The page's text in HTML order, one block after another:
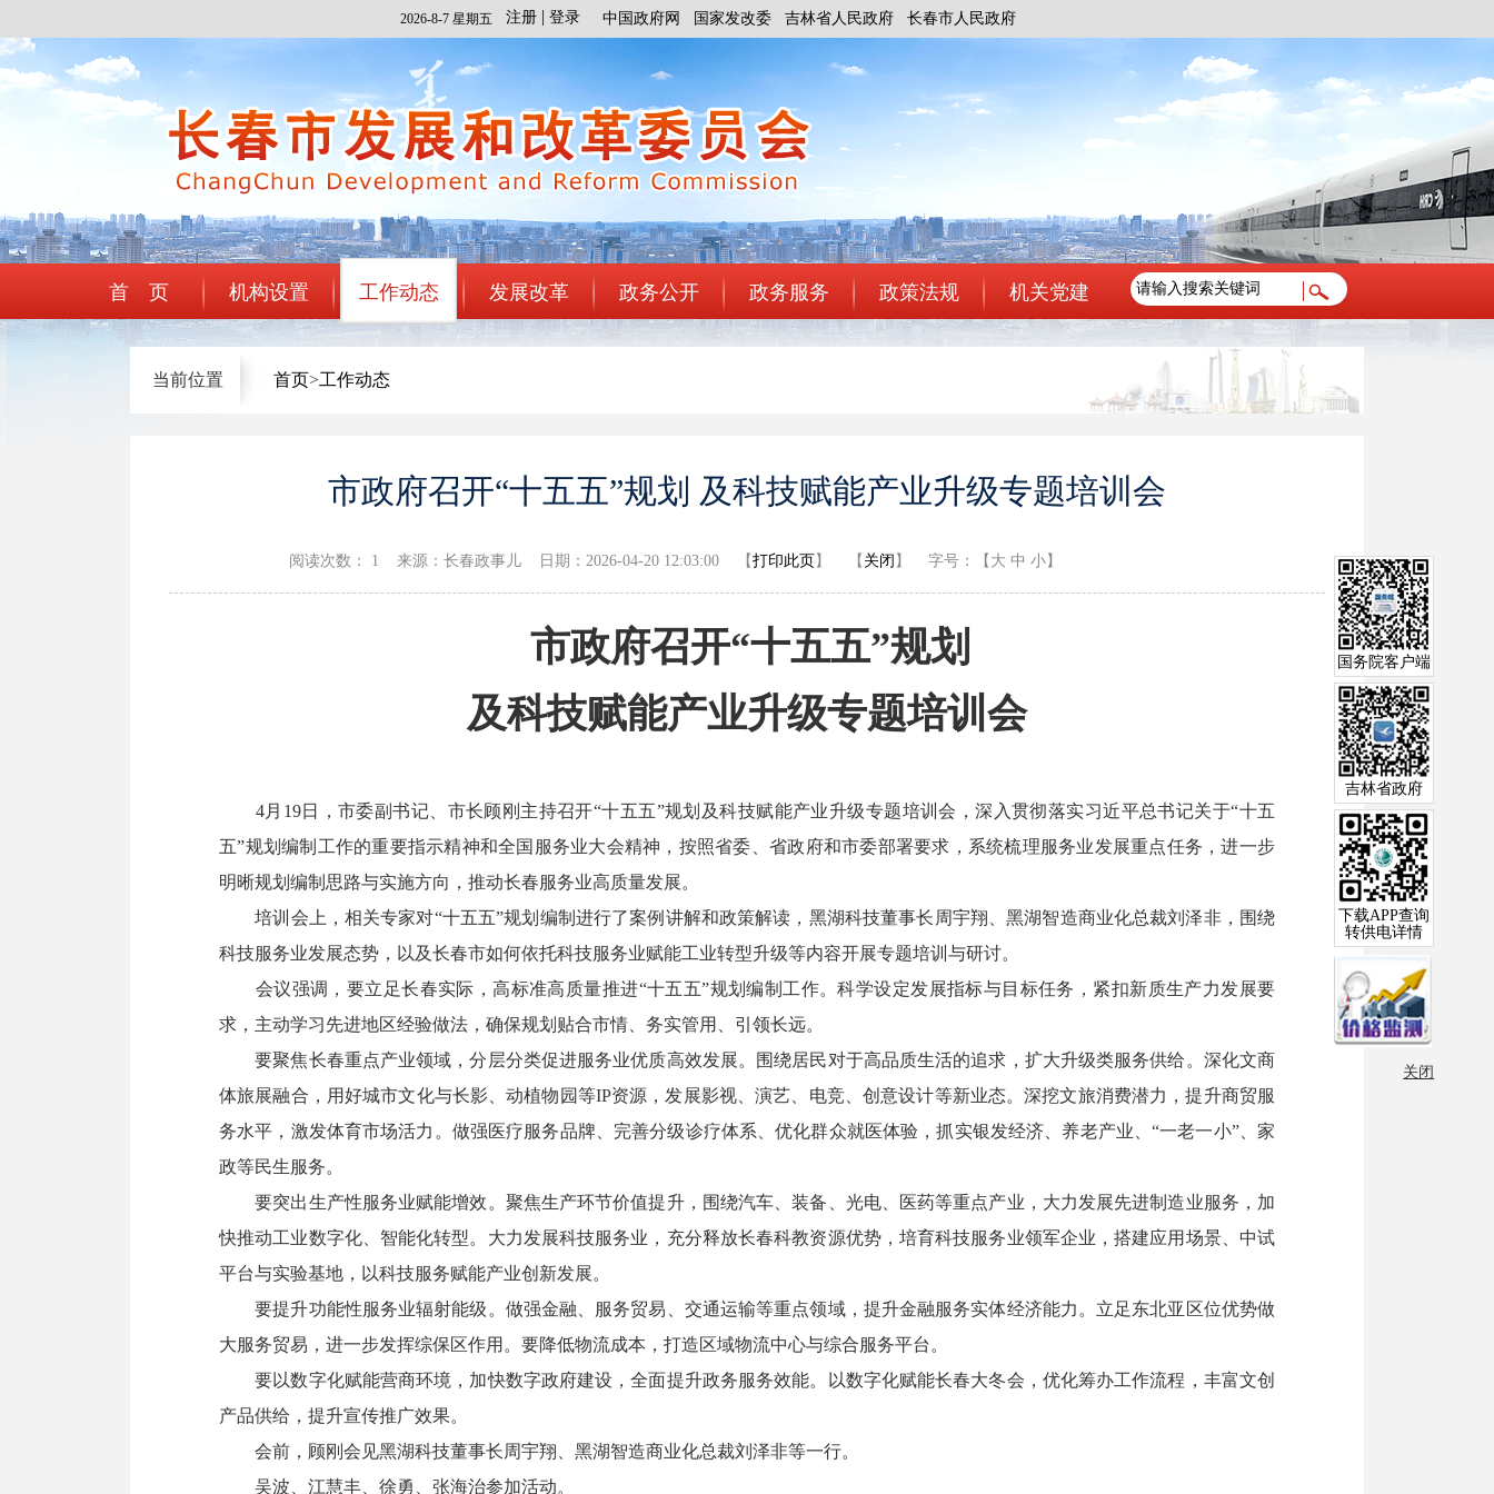
2026-8-7 星期五 中国政府网 国家发改委 吉林省人民政府 长春市人民政府
注册 登录
首 页 机构设置 工作动态 发展改革 政务公开 政务服务 政策法规 机关党建
当前位置 首页>工作动态
市政府召开“十五五”规划 及科技赋能产业升级专题培训会
阅读次数： 1 来源：长春政事儿 日期：2026-04-20 12:03:00 【 打印此页 】 【 关闭 】 字号： 【大 中 小 】
市政府召开“十五五”规划
及科技赋能产业升级专题培训会
4月19日，市委副书记、市长顾刚主持召开“十五五”规划及科技赋能产业升级专题培训会，深入贯彻落实习近平总书记关于“十五
五”规划编制工作的重要指示精神和全国服务业大会精神，按照省委、省政府和市委部署要求，系统梳理服务业发展重点任务，进一步
明晰规划编制思路与实施方向，推动长春服务业高质量发展。
培训会上，相关专家对“十五五”规划编制进行了案例讲解和政策解读，黑湖科技董事长周宇翔、黑湖智造商业化总裁刘泽非，围绕
科技服务业发展态势，以及长春市如何依托科技服务业赋能工业转型升级等内容开展专题培训与研讨。
会议强调，要立足长春实际，高标准高质量推进“十五五”规划编制工作。科学设定发展指标与目标任务，紧扣新质生产力发展要
求，主动学习先进地区经验做法，确保规划贴合市情、务实管用、引领长远。
要聚焦长春重点产业领域，分层分类促进服务业优质高效发展。围绕居民对于高品质生活的追求，扩大升级类服务供给。深化文商
体旅展融合，用好城市文化与长影、动植物园等IP资源，发展影视、演艺、电竞、创意设计等新业态。深挖文旅消费潜力，提升商贸服
务水平，激发体育市场活力。做强医疗服务品牌、完善分级诊疗体系、优化群众就医体验，抓实银发经济、养老产业、“一老一小”、家
政等民生服务。
要突出生产性服务业赋能增效。聚焦生产环节价值提升，围绕汽车、装备、光电、医药等重点产业，大力发展先进制造业服务，加
快推动工业数字化、智能化转型。大力发展科技服务业，充分释放长春科教资源优势，培育科技服务业领军企业，搭建应用场景、中试
平台与实验基地，以科技服务赋能产业创新发展。
要提升功能性服务业辐射能级。做强金融、服务贸易、交通运输等重点领域，提升金融服务实体经济能力。立足东北亚区位优势做
大服务贸易，进一步发挥综保区作用。要降低物流成本，打造区域物流中心与综合服务平台。
要以数字化赋能营商环境，加快数字政府建设，全面提升政务服务效能。以数字化赋能长春大冬会，优化筹办工作流程，丰富文创
产品供给，提升宣传推广效果。
会前，顾刚会见黑湖科技董事长周宇翔、黑湖智造商业化总裁刘泽非等一行。
吴波、江慧丰、徐勇、张海治参加活动。
国务院客户端
吉林省政府
下载APP查询
转供电详情
关闭